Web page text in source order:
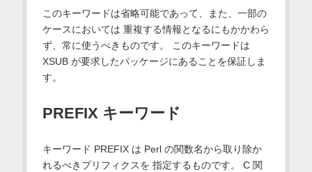
このキーワードは省略可能であって、また、一部の
ケースにおいては 重複する情報となるにもかかわら
ず、常に使うべきものです。 このキーワードは
XSUB が要求したパッケージにあることを保証しま
す。
PREFIX キーワード
キーワード PREFIX は Perl の関数名から取り除か
れるべきプリフィクスを 指定するものです。 C 関